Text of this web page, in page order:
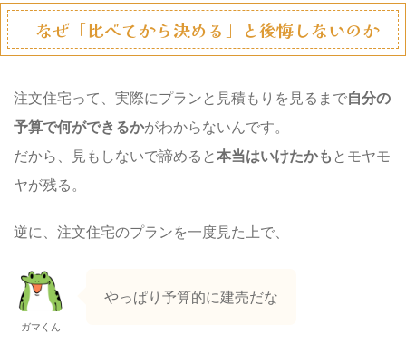
なぜ「比べてから決める」と後悔しないのか
注文住宅って、実際にプランと見積もりを見るまで自分の
予算で何ができるかがわからないんです。
だから、見もしないで諦めると本当はいけたかも とモヤモ
ヤが残る。
逆に、注文住宅のプランを一度見た上で、
ガマくん
やっぱり予算的に建売だな